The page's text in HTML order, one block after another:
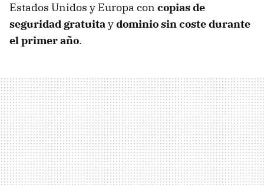
Estados Unidos y Europa con copias de
seguridad gratuitaydominio sin coste durante
el primer año.